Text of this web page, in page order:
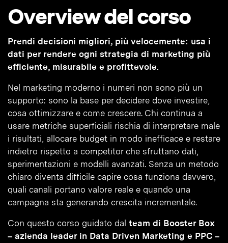
Overview del corso
Prendi decisioni migliori, più velocemente: usa i
dati per rendere ogni strategia di marketing più
efficiente, misurabile e profittevole.
Nel marketing moderno i numeri non sono più un
supporto: sono la base per decidere dove investire,
cosa ottimizzare e come crescere. Chi continua a
usare metriche superficiali rischia di interpretare male
i risultati, allocare budget in modo inefficace e restare
indietro rispetto a competitor che sfruttano dati,
sperimentazioni e modelli avanzati. Senza un metodo
chiaro diventa difficile capire cosa funziona davvero,
quali canali portano valore reale e quando una
campagna sta generando crescita incrementale.
Con questo corso guidato dal team di Booster Box
– azienda leader in Data Driven Marketing e PPC –